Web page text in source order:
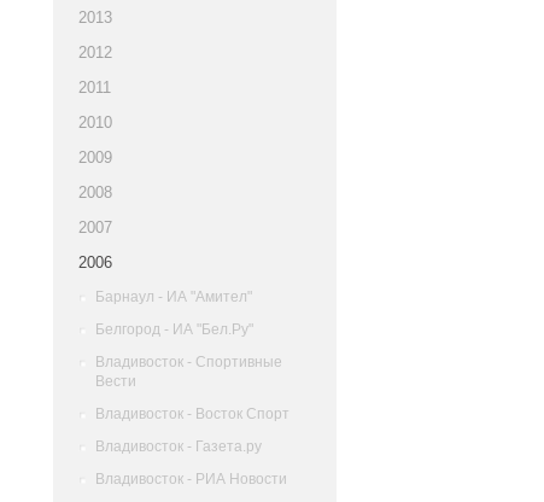
2013
2012
2011
2010
2009
2008
2007
2006
Барнаул - ИА "Амител"
Белгород - ИА "Бел.Ру"
Владивосток - Спортивные
Вести
Владивосток - Восток Спорт
Владивосток - Газета.ру
Владивосток - РИА Новости